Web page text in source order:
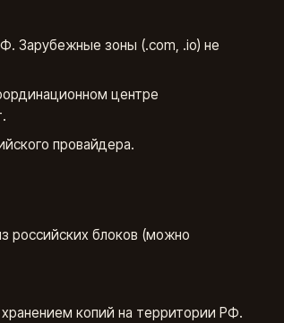
Зарубежные зоны (.com, .io) не
центре
провайдера.
российских блоков (можно
копий на территории РФ.